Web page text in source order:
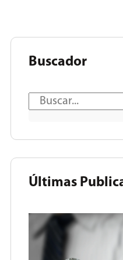
Buscador
Últimas